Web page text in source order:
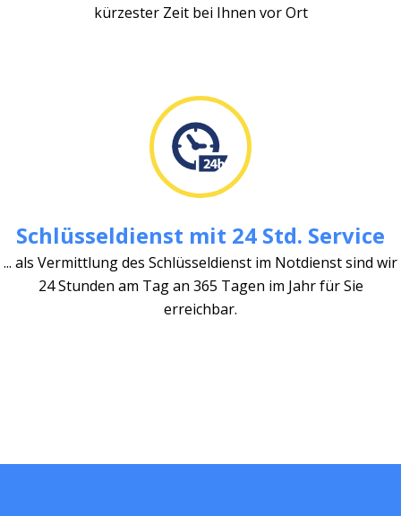
kürzester Zeit bei Ihnen vor Ort
Schlüsseldienst mit 24 Std. Service
... als Vermittlung des Schlüsseldienst im Notdienst sind wir
24 Stunden am Tag an 365 Tagen im Jahr für Sie
erreichbar.